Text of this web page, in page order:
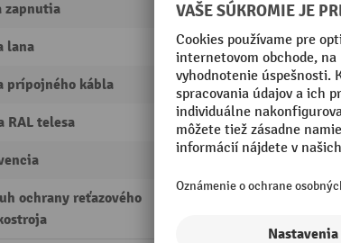
zapnutia 25 %
lana 24 m
prípojného kábla 5 m
RAL telesa RAL 5010 enciánová
ochrany reťazového